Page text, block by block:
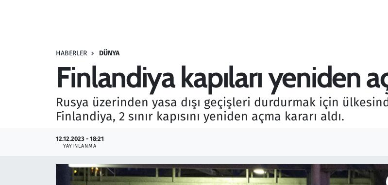
HABERLER DÜNYA
Finlandiya kapıları yeniden
Rusya üzerinden yasa dışı geçişleri durdurmak için
Finlandiya, 2 sınır kapısını yeniden açma kararı aldı.
12.12.2023 - 18:21
YAYINLANMA
Savunma Sanayi
Seçim 2023
Teknoloji ve Bilim